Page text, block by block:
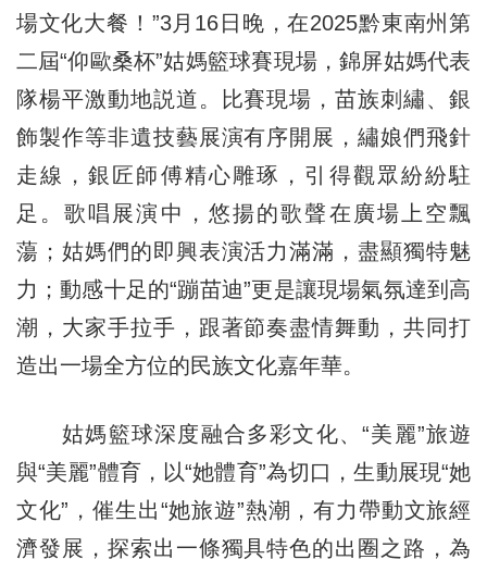
場文化大餐！”3月16日晚，在2025黔東南州第
二屆“仰歐桑杯”姑媽籃球賽現場，錦屏姑媽代表
隊楊平激動地説道。比賽現場，苗族刺繡、銀
飾製作等非遺技藝展演有序開展，繡娘們飛針
走線，銀匠師傅精心雕琢，引得觀眾紛紛駐
足。歌唱展演中，悠揚的歌聲在廣場上空飄
蕩；姑媽們的即興表演活力滿滿，盡顯獨特魅
力；動感十足的“蹦苗迪”更是讓現場氣氛達到高
潮，大家手拉手，跟著節奏盡情舞動，共同打
造出一場全方位的民族文化嘉年華。
姑媽籃球深度融合多彩文化、“美麗”旅遊
與“美麗”體育，以“她體育”為切口，生動展現“她
文化”，催生出“她旅遊”熱潮，有力帶動文旅經
濟發展，探索出一條獨具特色的出圈之路，為